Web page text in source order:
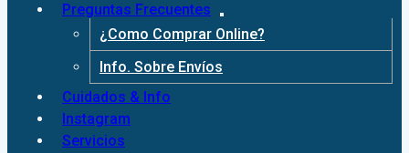
Preguntas Frecuentes
¿Como Comprar Online?
Info. Sobre Envíos
Cuidados & Info
Instagram
Servicios